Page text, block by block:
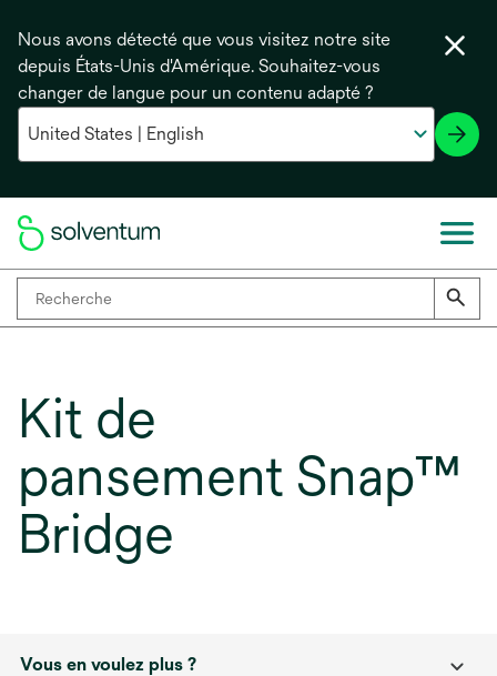
Nous avons détecté que vous visitez notre site
depuis États-Unis d'Amérique. Souhaitez-vous
changer de langue pour un contenu adapté ?
Kit de
pansement Snap™
Bridge
Vous en voulez plus ?